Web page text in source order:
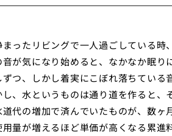
ったリビングで一人過ごしている
が気になり始めると、なかなか眠
つ、しかし着実にこぼれ落ちてい
、水というものは通り道を作ると、
代の増加で済んでいたものが、数
量が増えるほど単価が高くなる累